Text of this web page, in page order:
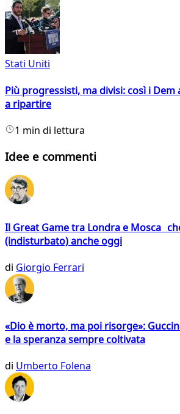
Stati Uniti
Più progressisti, ma divisi: così i
a ripartire
1 min di lettura
Idee e commenti
Il Great Game tra Londra e Mosca
(indisturbato) anche oggi
di Giorgio Ferrari
«Dio è morto, ma poi risorge»:
e la speranza sempre coltivata
di Umberto Folena